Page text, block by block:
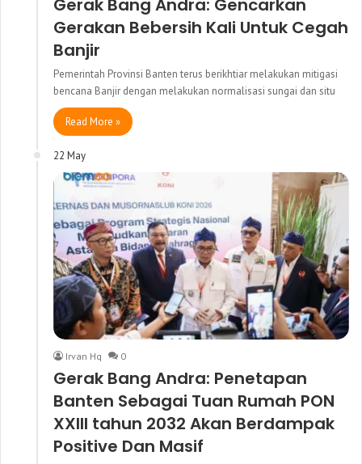
Gerak Bang Andra: Gencarkan
Gerakan Bebersih Kali Untuk Cegah
Banjir
Pemerintah Provinsi Banten terus berikhtiar melakukan mitigasi
bencana Banjir dengan melakukan normalisasi sungai dan situ
Read More »
22 May
Irvan Hq 0
Gerak Bang Andra: Penetapan
Banten Sebagai Tuan Rumah PON
XXIII tahun 2032 Akan Berdampak
Positive Dan Masif